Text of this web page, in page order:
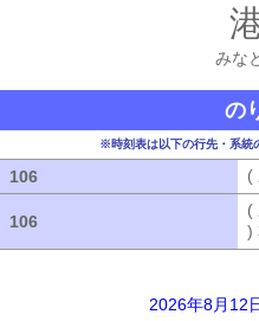
みな
の
※時刻表は以下の行先・系統
106 (
106
(
)
2026年8月12